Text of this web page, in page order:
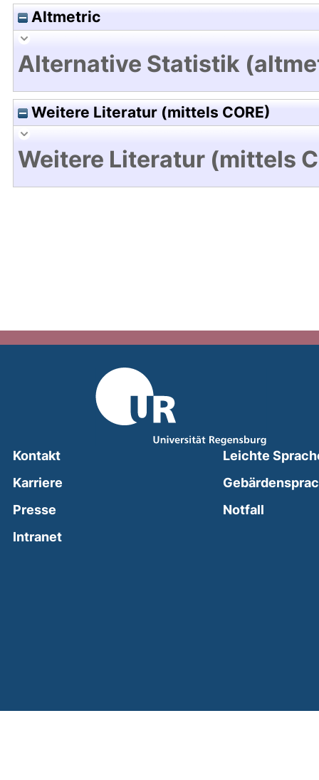
Altmetric
Alternative Statistik
Weitere Literatur (mittels CORE)
Weitere Literatur (mittels
Kontakt
Karriere
Presse
Intranet(external link, opens in a new window)
Leichte
Notfall